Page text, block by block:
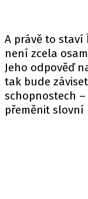
A právě to staví
není zcela
Jeho odpověď
tak bude
schopnostech
přeměnit slovní